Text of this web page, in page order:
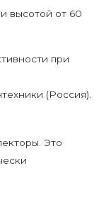
высотой от 60
при
(Россия).
Это